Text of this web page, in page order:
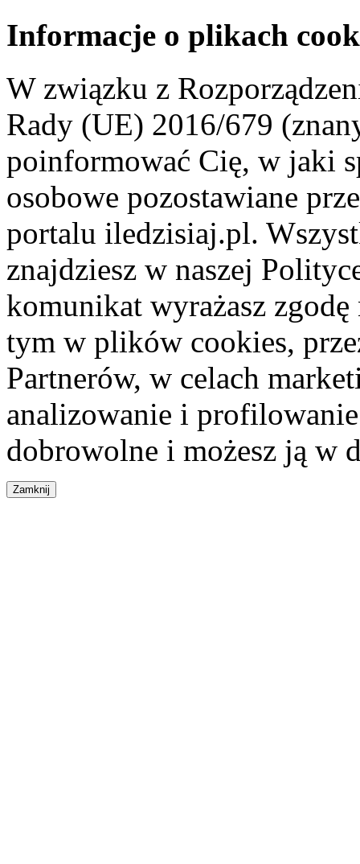
Informacje o plikach
W związku z
Rady (UE) 2016/679
poinformować Cię, w jaki
osobowe pozostawiane
portalu iledzisiaj.pl.
znajdziesz w naszej
komunikat wyrażasz
tym w plików cookies,
Partnerów, w celach
analizowanie i
dobrowolne i możesz ją w